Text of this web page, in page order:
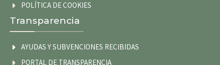
POLÍTICA DE COOKIES
Transparencia
AYUDAS Y SUBVENCIONES RECIBIDAS
PORTAL DE TRANSPARENCIA